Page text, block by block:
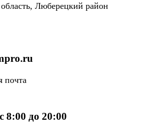
Люберецкий район
почта
8:00 до 20:00